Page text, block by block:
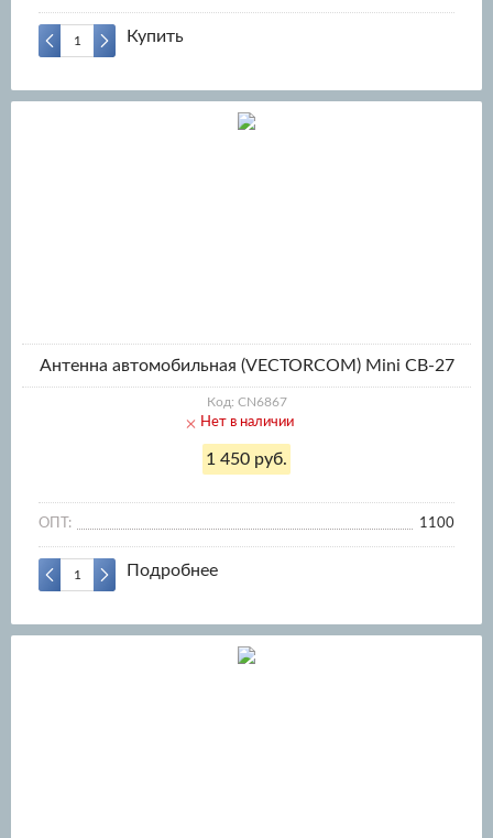
Купить
Антенна автомобильная (VECTORCOM) Mini СВ-27
Код: CN6867
Нет в наличии
1 450 руб.
ОПТ: 1100
Подробнее